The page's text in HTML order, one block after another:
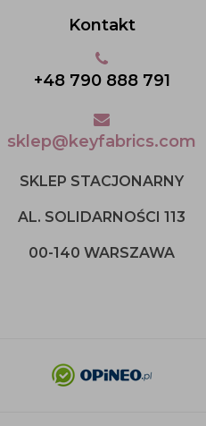
Kontakt
+48 790 888 791
sklep@keyfabrics.com
SKLEP STACJONARNY
AL. SOLIDARNOŚCI 113
00-140 WARSZAWA